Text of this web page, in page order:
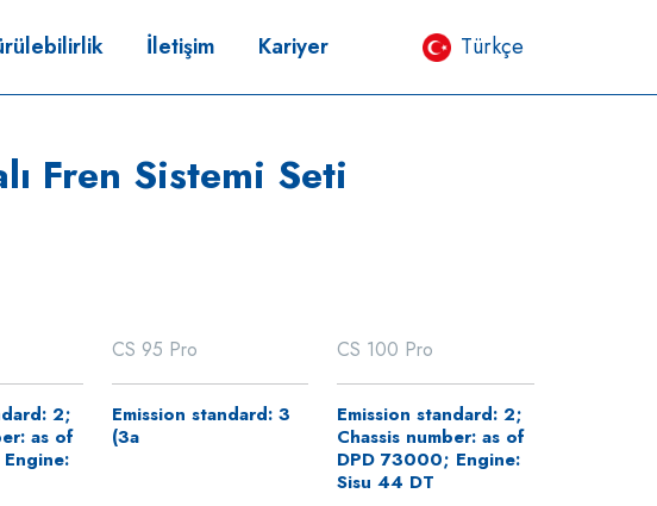
İletişim Kariyer Türkçe
Fren Sistemi Seti
2;
as of
CS 95 Pro
Emission standard: 3
(3a
CS 100 Pro
Emission standard: 2;
Chassis number: as of
DPD 73000; Engine:
Sisu 44 DT